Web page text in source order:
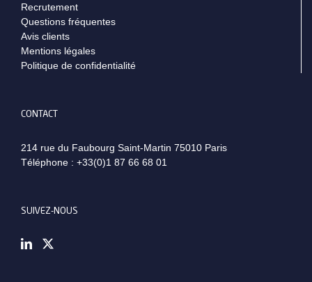
Recrutement
Questions fréquentes
Avis clients
Mentions légales
Politique de confidentialité
CONTACT
214 rue du Faubourg Saint-Martin 75010 Paris
Téléphone : +33(0)1 87 66 68 01
SUIVEZ-NOUS